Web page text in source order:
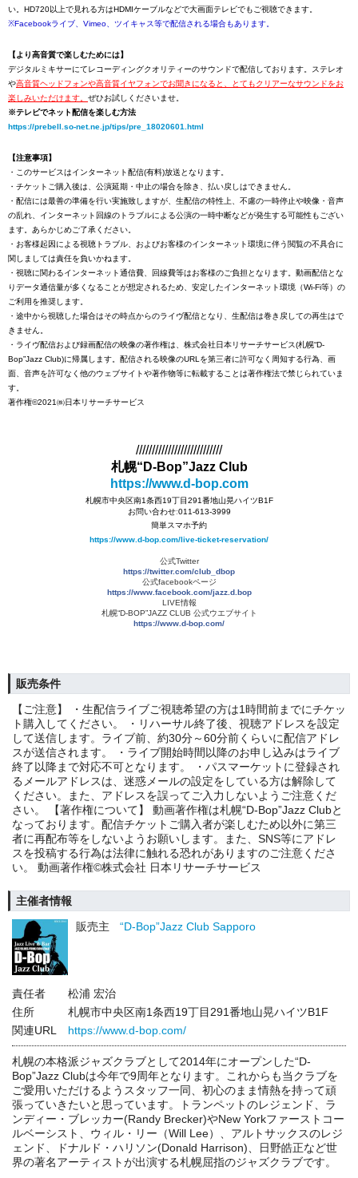
い。HD720以上で見れる方はHDMIケーブルなどで大画面テレビでもご視聴できます。
※Facebookライブ、Vimeo、ツイキャス等で配信される場合もあります。
【より高音質で楽しむためには】
デジタルミキサーにてレコーディングクオリティーのサウンドで配信しております。ステレオ
や高音質ヘッドフォンや高音質イヤフォンでお聞きになると、とてもクリアーなサウンドをお
楽しみいただけます。 ぜひお試しくださいませ。
※テレビでネット配信を楽しむ方法
https://prebell.so-net.ne.jp/tips/pre_18020601.html
【注意事項】
・このサービスはインターネット配信(有料)放送となります。
・チケットご購入後は、公演延期・中止の場合を除き、払い戻しはできません。
・配信には最善の準備を行い実施致しますが、生配信の特性上、不慮の一時停止や映像・音声
の乱れ、インターネット回線のトラブルによる公演の一時中断などが発生する可能性もござい
ます。あらかじめご了承ください。
・お客様起因による視聴トラブル、およびお客様のインターネット環境に伴う閲覧の不具合に
関しましては責任を負いかねます。
・視聴に関わるインターネット通信費、回線費等はお客様のご負担となります。動画配信とな
りデータ通信量が多くなることが想定されるため、安定したインターネット環境（Wi-Fi等）の
ご利用を推奨します。
・途中から視聴した場合はその時点からのライヴ配信となり、生配信は巻き戻しての再生はで
きません。
・ライヴ配信および録画配信の映像の著作権は、株式会社日本リサーチサービス(札幌“D-
Bop”Jazz Club)に帰属します。配信される映像のURLを第三者に許可なく周知する行為、画
面、音声を許可なく他のウェブサイトや著作物等に転載することは著作権法で禁じられていま
す。
著作権©2021㈱日本リサーチサービス
///////////////////////////
札幌“D-Bop”Jazz Club
https://www.d-bop.com
札幌市中央区南1条西19丁目291番地山晃ハイツB1F
お問い合わせː011-613-3999
簡単スマホ予約
https://www.d-bop.com/live-ticket-reservation/
公式Twitter
https://twitter.com/club_dbop
公式facebookページ
https://www.facebook.com/jazz.d.bop
LIVE情報
札幌“D-BOP”JAZZ CLUB 公式ウエブサイト
https://www.d-bop.com/
販売条件
【ご注意】 ・生配信ライブご視聴希望の方は1時間前までにチケッ
ト購入してください。 ・リハーサル終了後、視聴アドレスを設定
して送信します。ライブ前、約30分～60分前くらいに配信アドレ
スが送信されます。 ・ライブ開始時間以降のお申し込みはライブ
終了以降まで対応不可となります。 ・パスマーケットに登録され
るメールアドレスは、迷惑メールの設定をしている方は解除して
ください。また、アドレスを誤ってご入力しないようご注意くだ
さい。 【著作権について】 動画著作権は札幌“D-Bop”Jazz Clubと
なっております。配信チケットご購入者が楽しむため以外に第三
者に再配布等をしないようお願いします。また、SNS等にアドレ
スを投稿する行為は法律に触れる恐れがありますのご注意くださ
い。 動画著作権©株式会社 日本リサーチサービス
主催者情報
販売主
“D-Bop”Jazz Club Sapporo
責任者
松浦 宏治
住所
札幌市中央区南1条西19丁目291番地山晃ハイツB1F
関連URL
https://www.d-bop.com/
札幌の本格派ジャズクラブとして2014年にオープンした“D-
Bop”Jazz Clubは今年で9周年となります。これからも当クラブを
ご愛用いただけるようスタッフ一同、初心のまま情熱を持って頑
張っていきたいと思っています。トランペットのレジェンド、ラ
ンディー・ブレッカー(Randy Brecker)やNew Yorkファーストコー
ルベーシスト、ウィル・リー（Will Lee）、アルトサックスのレジ
ェンド、ドナルド・ハリソン(Donald Harrison)、日野皓正など世
界の著名アーティストが出演する札幌屈指のジャズクラブです。